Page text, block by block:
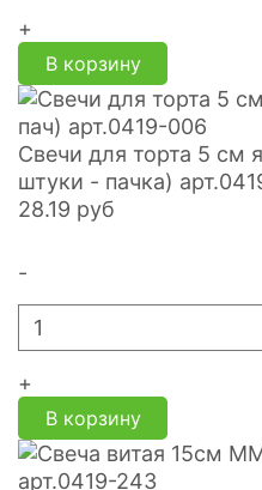
+
В корзину
Свечи для торта 5 см
штуки - пачка)
28.19 руб
-
+
В корзину